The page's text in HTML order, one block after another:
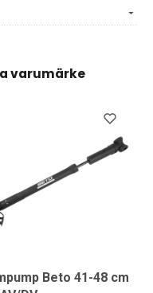
varumärke
Beto 41-48 cm